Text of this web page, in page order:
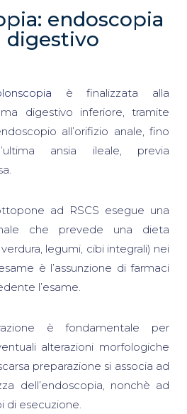
endoscopia
digestivo
è finalizzata alla
digestivo inferiore, tramite
all’orifizio anale, fino
ansia ileale, previa
ad RSCS esegue una
che prevede una dieta
legumi, cibi integrali) nei
è l’assunzione di farmaci
l’esame.
è fondamentale per
alterazioni morfologiche
preparazione si associa ad
dell’endoscopia, nonchè ad
di esecuzione.